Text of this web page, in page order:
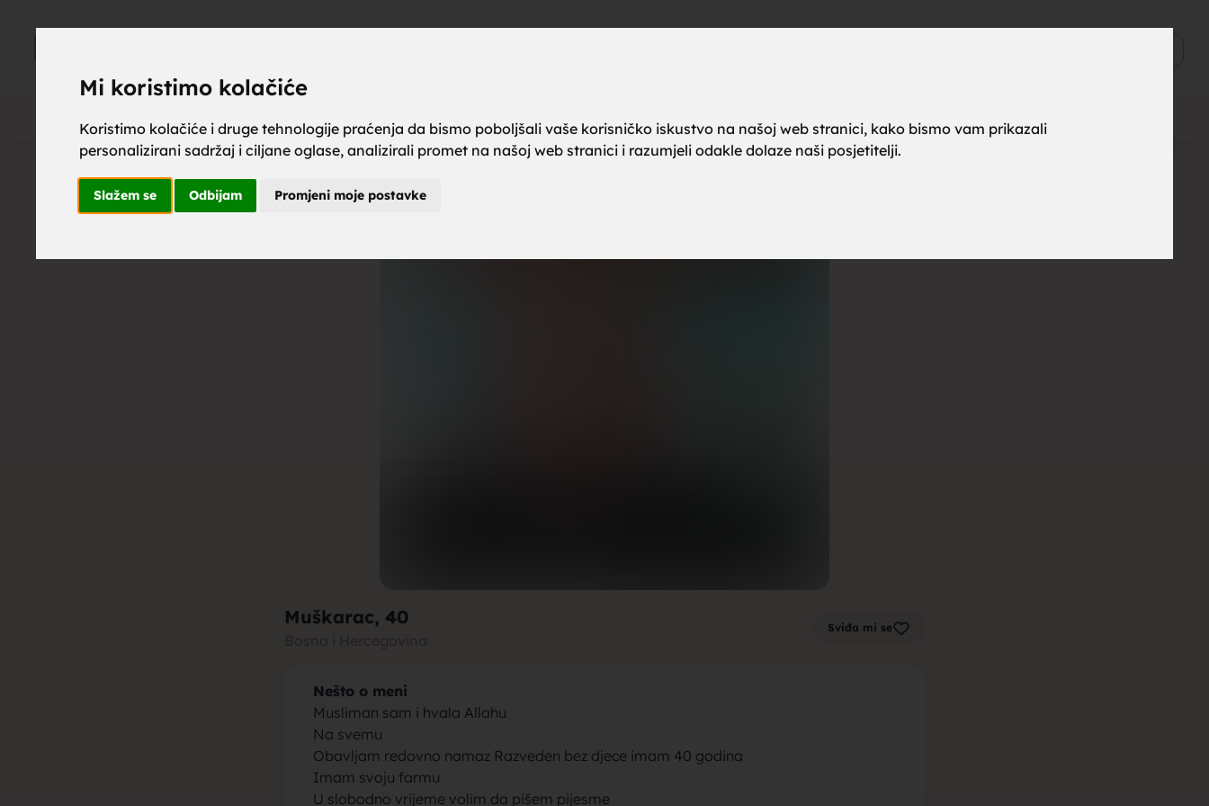
Mi koristimo kolačiće
Koristimo kolačiće i druge tehnologije praćenja da bismo poboljšali vaše korisničko iskustvo na našoj web stranici, kako bismo vam prikazali
personalizirani sadržaj i ciljane oglase, analizirali promet na našoj web stranici i razumjeli odakle dolaze naši posjetitelji.
Slažem se Odbijam Promjeni moje postavke
Muškarac, 40 Sviđa mi se
Nešto o meni
Musliman sam i hvala Allahu
Na svemu
Obavljam redovno namaz Razveden bez djece imam 40 godina
Imam svoju farmu
U slobodno vrijeme volim da pišem pijesme
upoznaj za brak, zene za
brak, muskarci za brak,
brak, devojke za brak sa sela,
momci za brak sa sela, trazim